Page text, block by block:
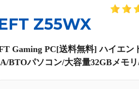
Z55WX
Gaming PC[送料無料] ハイエン
BTOパソコン/大容量32GBメモリ